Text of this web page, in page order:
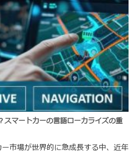
スマートカーの言語ローカライズの重
市場が世界的に急成長する中、近年